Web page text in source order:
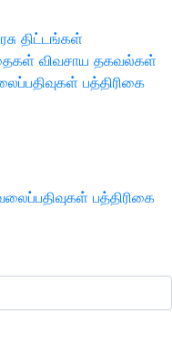
திட்டங்கள்
விவசாய தகவல்கள்
பத்திரிகை
பத்திரிகை